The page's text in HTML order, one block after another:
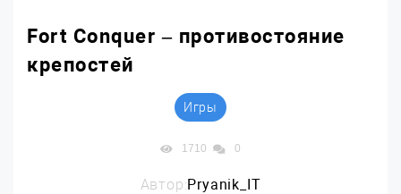
Fort Conquer – противостояние
крепостей
Игры
1710 0
Автор:Pryanik_IT